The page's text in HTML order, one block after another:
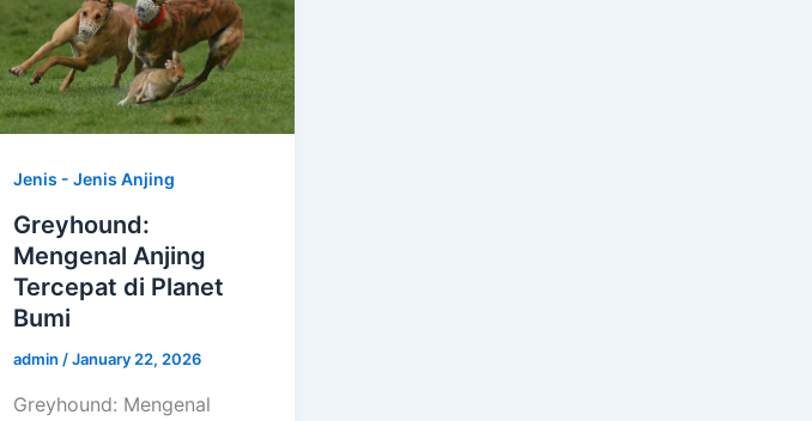
Jenis - Jenis Anjing
Greyhound:
Mengenal Anjing
Tercepat di Planet
Bumi
admin /January 22, 2026
Greyhound: Mengenal